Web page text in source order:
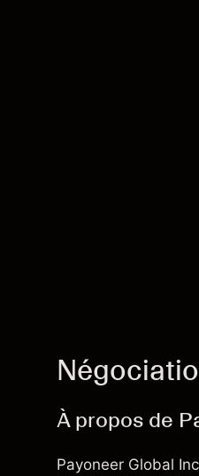
À propos de
Payoneer Global